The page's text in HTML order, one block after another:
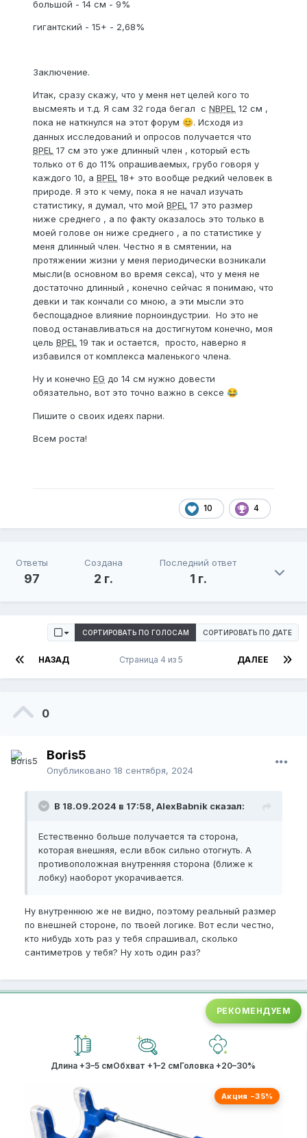
большой - 14 см - 9%
гигантский - 15+ - 2,68%
Заключение.
Итак, сразу скажу, что у меня нет целей кого то
высмеять и т.д. Я сам 32 года бегал с NBPEL 12 см ,
пока не наткнулся на этот форум 😊. Исходя из
данных исследований и опросов получается что
BPEL 17 см это уже длинный член , который есть
только от 6 до 11% опрашиваемых, грубо говоря у
каждого 10, а BPEL 18+ это вообще редкий человек в
природе. Я это к чему, пока я не начал изучать
статистику, я думал, что мой BPEL 17 это размер
ниже среднего , а по факту оказалось это только в
моей голове он ниже среднего , а по статистике у
меня длинный член. Честно я в смятении, на
протяжении жизни у меня периодически возникали
мысли(в основном во время секса), что у меня не
достаточно длинный , конечно сейчас я понимаю, что
девки и так кончали со мною, а эти мысли это
беспощадное влияние порноиндустрии. Но это не
повод останавливаться на достигнутом конечно, моя
цель BPEL 19 так и остается, просто, наверно я
избавился от комплекса маленького члена.
Ну и конечно EG до 14 см нужно довести
обязательно, вот это точно важно в сексе 😂
Пишите о своих идеях парни.
Всем роста!
10 4
Ответы
97
Создана
2 г.
Последний ответ
1 г.
СОРТИРОВАТЬ ПО ГОЛОСАМ СОРТИРОВАТЬ ПО ДАТЕ
НАЗАД ДАЛЕЕ
Страница 4 из 5
0
Boris5
Опубликовано 18 сентября, 2024
В 18.09.2024 в 17:58, AlexBabnik сказал:
Естественно больше получается та сторона,
которая внешняя, если вбок сильно отогнуть. А
противоположная внутренняя сторона (ближе к
лобку) наоборот укорачивается.
Ну внутреннюю же не видно, поэтому реальный размер
по внешней стороне, по твоей логике. Вот если честно,
кто нибудь хоть раз у тебя спрашивал, сколько
сантиметров у тебя? Ну хоть один раз?
РЕКОМЕНДУЕМ
Длина +3–5 смОбхват +1–2 смГоловка +20–30%
Акция −35%